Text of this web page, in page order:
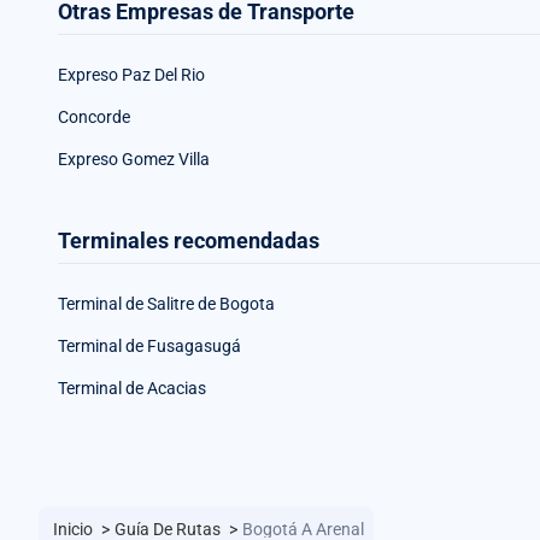
Otras Empresas de Transporte
Expreso Paz Del Rio
Concorde
Expreso Gomez Villa
Terminales recomendadas
Terminal de Salitre de Bogota
Terminal de Fusagasugá
Terminal de Acacias
Inicio > Guía De Rutas > Bogotá A Arenal